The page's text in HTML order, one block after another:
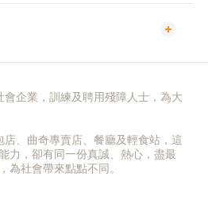
企業，訓練及聘用殘障人士，為大
、曲奇專賣店、餐廳及輕食站，這
力，卻有同一份真誠、熱心，盡最
為社會帶來點點不同。